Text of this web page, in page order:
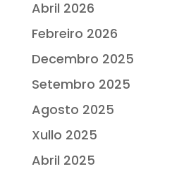
Abril 2026
Febreiro 2026
Decembro 2025
Setembro 2025
Agosto 2025
Xullo 2025
Abril 2025